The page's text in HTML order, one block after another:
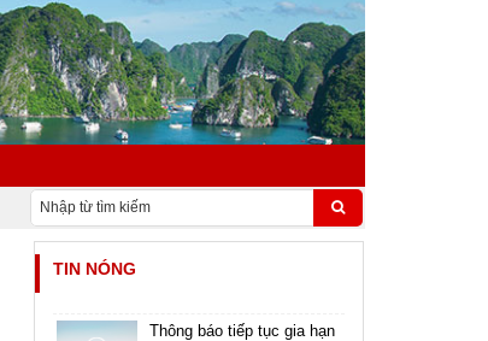
TIN NÓNG
Thông báo tiếp tục gia hạn